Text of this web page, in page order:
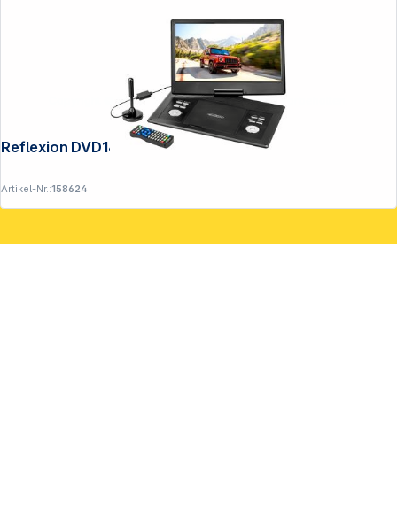
Reflexion DVD1424
Artikel-Nr.:158624
Copyright © 2001 - 2026 DGH - Alle Rechte vorbehalten.